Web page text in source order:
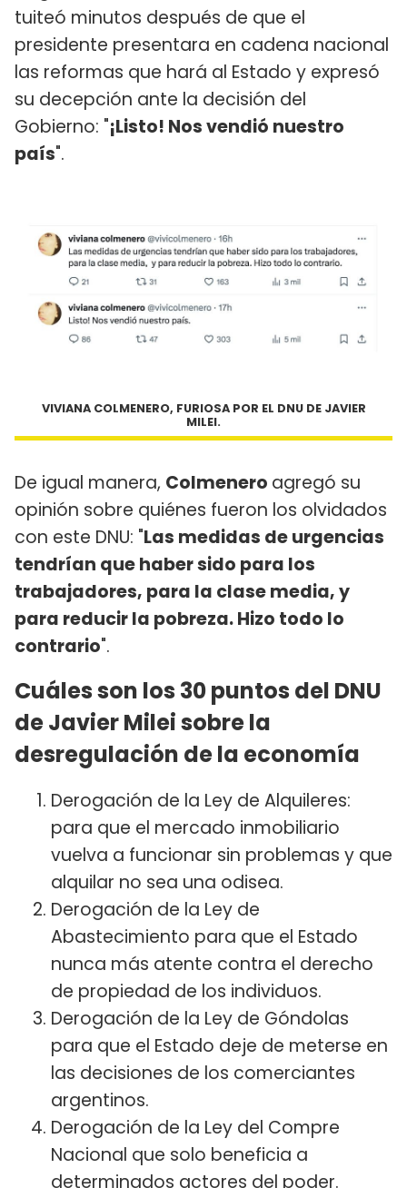
tuiteó minutos después de que el
presidente presentara en cadena nacional
las reformas que hará al Estado y expresó
su decepción ante la decisión del
Gobierno: "¡Listo! Nos vendió nuestro
país".
VIVIANA COLMENERO, FURIOSA POR EL DNU DE JAVIER
MILEI.
De igual manera, Colmenero agregó su
opinión sobre quiénes fueron los olvidados
con este DNU: "Las medidas de urgencias
tendrían que haber sido para los
trabajadores, para la clase media, y
para reducir la pobreza. Hizo todo lo
contrario".
Cuáles son los 30 puntos del DNU
de Javier Milei sobre la
desregulación de la economía
Derogación de la Ley de Alquileres:
para que el mercado inmobiliario
vuelva a funcionar sin problemas y que
alquilar no sea una odisea.
Derogación de la Ley de
Abastecimiento para que el Estado
nunca más atente contra el derecho
de propiedad de los individuos.
Derogación de la Ley de Góndolas
para que el Estado deje de meterse en
las decisiones de los comerciantes
argentinos.
Derogación de la Ley del Compre
Nacional que solo beneficia a
determinados actores del poder.